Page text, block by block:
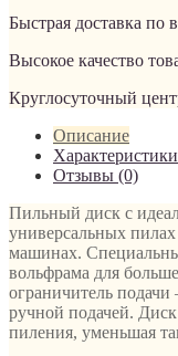
Быстрая доставка по
Высокое качество
Круглосуточный
Описание
Характеристики
Отзывы (0)
Пильный диск с
универсальных
машинах.
вольфрама для
ограничитель
ручной подачей. Диск
пиления, уменьшая